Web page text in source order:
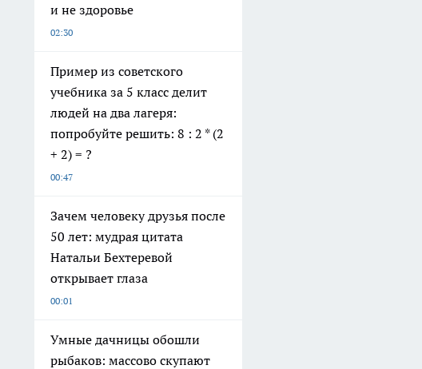
и не здоровье
02:30
Пример из советского
учебника за 5 класс делит
людей на два лагеря:
попробуйте решить: 8 : 2 * (2
+ 2) = ?
00:47
Зачем человеку друзья после
50 лет: мудрая цитата
Натальи Бехтеревой
открывает глаза
00:01
Умные дачницы обошли
рыбаков: массово скупают